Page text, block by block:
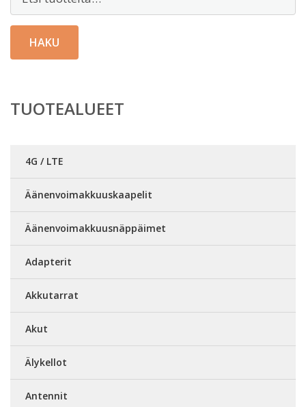
HAKU
TUOTEALUEET
4G / LTE
Äänenvoimakkuuskaapelit
Äänenvoimakkuusnäppäimet
Adapterit
Akkutarrat
Akut
Älykellot
Antennit